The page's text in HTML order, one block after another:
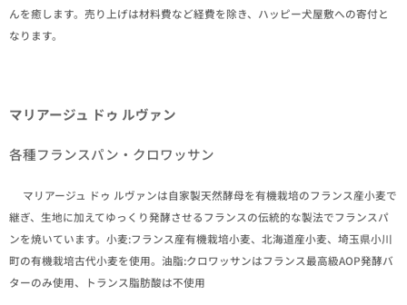
んを癒します。売り上げは材料費など経費を除き、ハッピー犬屋敷への寄付と
なります。
マリアージュ ドゥ ルヴァン
各種フランスパン・クロワッサン
✒マリアージュ ドゥ ルヴァンは自家製天然酵母を有機栽培のフランス産小麦で
継ぎ、生地に加えてゆっくり発酵させるフランスの伝統的な製法でフランスパ
ンを焼いています。小麦:フランス産有機栽培小麦、北海道産小麦、埼玉県小川
町の有機栽培古代小麦を使用。油脂:クロワッサンはフランス最高級AOP発酵バ
ターのみ使用、トランス脂肪酸は不使用